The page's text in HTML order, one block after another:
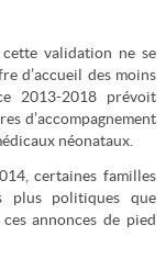
validation ne se
d’accueil des moins
2013-2018 prévoit
d’accompagnement
néonataux.
certaines familles
plus politiques que
annonces de pied